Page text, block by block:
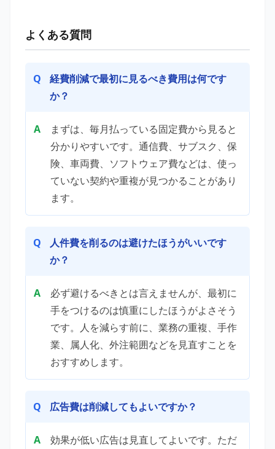
よくある質問
経費削減で最初に見るべき費用は何です
か？
まずは、毎月払っている固定費から見ると
分かりやすいです。通信費、サブスク、保
険、車両費、ソフトウェア費などは、使っ
ていない契約や重複が見つかることがあり
ます。
人件費を削るのは避けたほうがいいです
か？
必ず避けるべきとは言えませんが、最初に
手をつけるのは慎重にしたほうがよさそう
です。人を減らす前に、業務の重複、手作
業、属人化、外注範囲などを見直すことを
おすすめします。
広告費は削減してもよいですか？
効果が低い広告は見直してよいです。ただ